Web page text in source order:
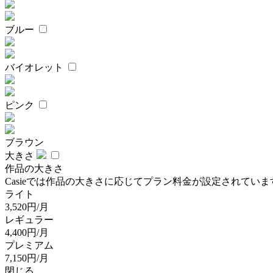
ブルー
バイオレット
ピンク
ブラウン
大きさ
作品の大きさ
Casieでは作品の大きさに応じてプラン料金が設定されていま
ライト
3,520円/月
レギュラー
4,400円/月
プレミアム
7,150円/月
閉じる